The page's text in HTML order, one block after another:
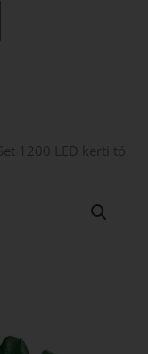
1200 LED kerti tó